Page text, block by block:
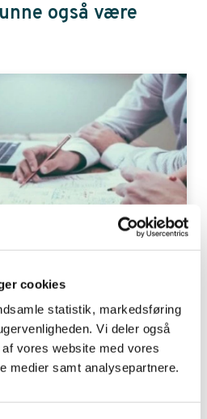
cookies
statistik, markedsføring
Vi deler også
vores website med vores
medier samt analysepartnere.
også være
IT – og gør IT til et